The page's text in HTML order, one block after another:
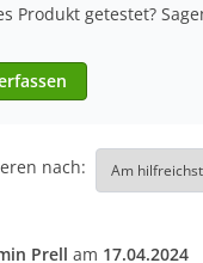
Produkt getestet?
nach:
Prell am 17.04.2024